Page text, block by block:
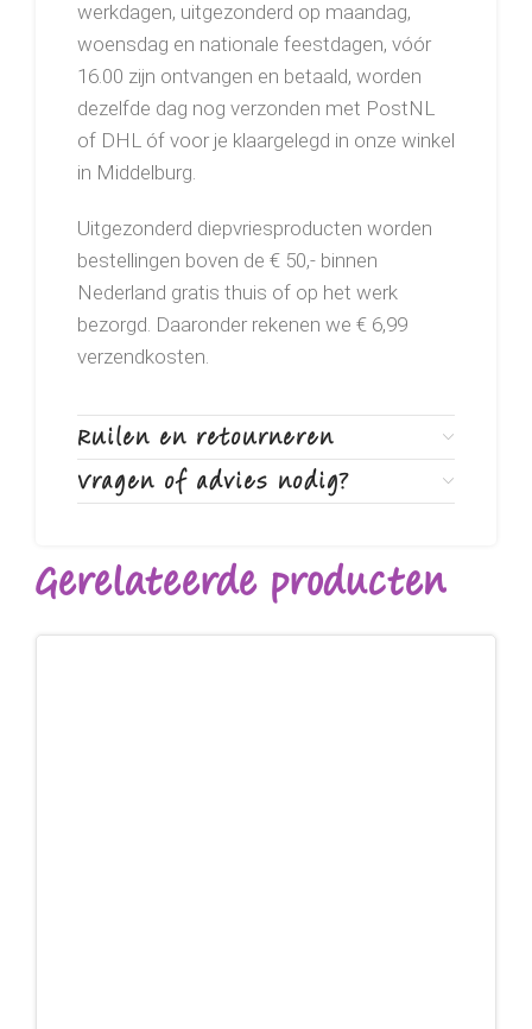
werkdagen, uitgezonderd op maandag,
woensdag en nationale feestdagen, vóór
16.00 zijn ontvangen en betaald, worden
dezelfde dag nog verzonden met PostNL
of DHL óf voor je klaargelegd in onze winkel
in Middelburg.
Uitgezonderd diepvriesproducten worden
bestellingen boven de € 50,- binnen
Nederland gratis thuis of op het werk
bezorgd. Daaronder rekenen we € 6,99
verzendkosten.
Ruilen en retourneren
Vragen of advies nodig?
Gerelateerde producten